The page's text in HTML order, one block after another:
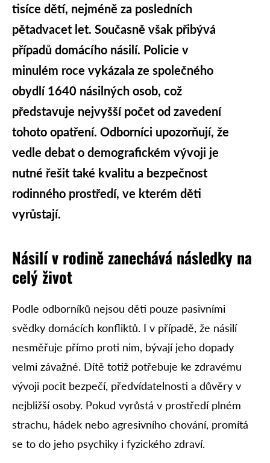
tisíce dětí, nejméně za posledních
pětadvacet let. Současně však přibývá
případů domácího násilí. Policie v
minulém roce vykázala ze společného
obydlí 1640 násilných osob, což
představuje nejvyšší počet od zavedení
tohoto opatření. Odborníci upozorňují, že
vedle debat o demografickém vývoji je
nutné řešit také kvalitu a bezpečnost
rodinného prostředí, ve kterém děti
vyrůstají.
Násilí v rodině zanechává následky na
celý život
Podle odborníků nejsou děti pouze pasivními
svědky domácích konfliktů. I v případě, že násilí
nesměřuje přímo proti nim, bývají jeho dopady
velmi závažné. Dítě totiž potřebuje ke zdravému
vývoji pocit bezpečí, předvídatelnosti a důvěry v
nejbližší osoby. Pokud vyrůstá v prostředí plném
strachu, hádek nebo agresivního chování, promítá
se to do jeho psychiky i fyzického zdraví.